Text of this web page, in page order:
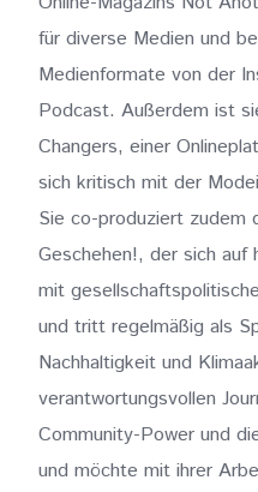
für diverse Medien und
Medienformate von der
Podcast. Außerdem ist
Changers, einer
sich kritisch mit der
Sie co-produziert zudem
Geschehen!, der sich auf
mit
und tritt regelmäßig als
Nachhaltigkeit und
verantwortungsvollen
Community-Power und
und möchte mit ihrer